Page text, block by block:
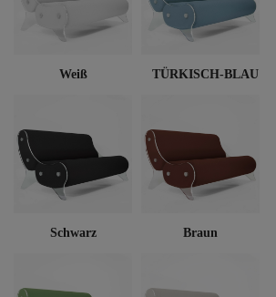
Weiß TÜRKISCH-BLAU
Schwarz Braun